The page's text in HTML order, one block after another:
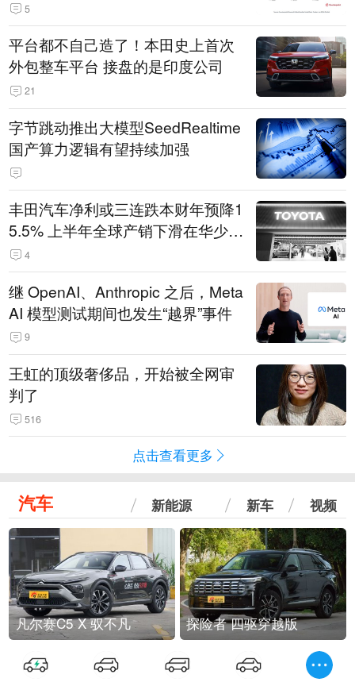
5
平台都不自己造了！本田史上首次
外包整车平台 接盘的是印度公司
21
字节跳动推出大模型SeedRealtime
国产算力逻辑有望持续加强
丰田汽车净利或三连跌本财年预降1
5.5% 上半年全球产销下滑在华少卖
14.3万辆
4
继 OpenAI、Anthropic 之后，Meta
AI 模型测试期间也发生“越界”事件
9
王虹的顶级奢侈品，开始被全网审
判了
516
点击查看更多
汽车 新能源 新车 视频
凡尔赛C5 X 驭不凡 探险者 四驱穿越版